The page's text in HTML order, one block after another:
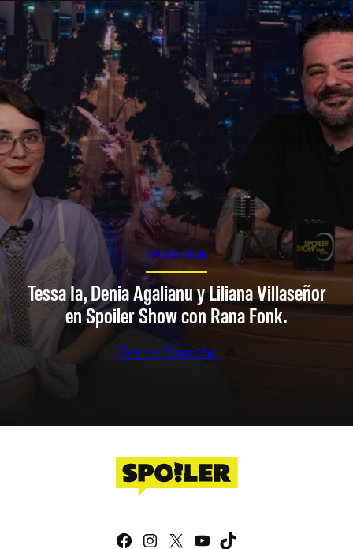
SPOILER SHOW
Tessa Ia, Denia Agalianu y Liliana Villaseñor
en Spoiler Show con Rana Fonk.
Ver en Youtube
Facebook
Instagram
X YouTube